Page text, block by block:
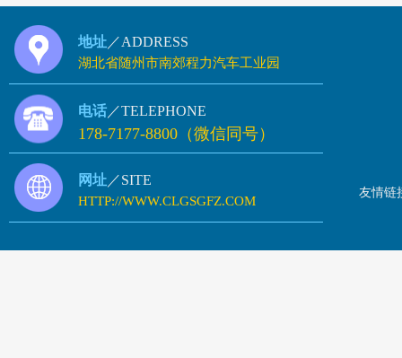
地址 ／ADDRESS
湖北省随州市南郊程力汽车工业园
电话 ／TELEPHONE
178-7177-8800（微信同号）
网址 ／SITE
HTTP://WWW.CLGSGFZ.COM
友情链